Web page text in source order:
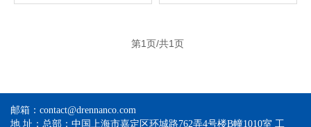
第1页/共1页
邮箱：contact@drennanco.com
地 址：总部：中国上海市嘉定区环城路762弄4号楼B幢1010室 工